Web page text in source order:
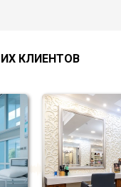
КЛИЕНТОВ